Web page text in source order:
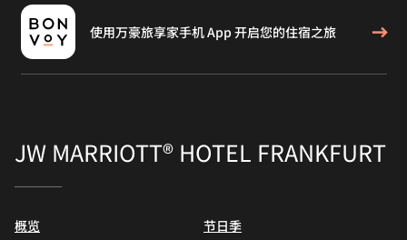
使用万豪旅享家手机 App 开启您的住宿之旅
JW MARRIOTT® HOTEL FRANKFURT
概览
节日季